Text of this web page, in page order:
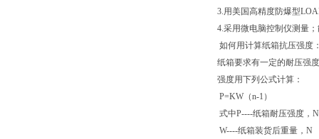
3.用美国高精度防爆型
4.采用微电脑控制仪测量
如何用计算纸箱抗压强度
纸箱要求有一定的耐压强
强度用下列公式计算：
P=KW（n-1）
式中P----纸箱耐压强度，N
W----纸箱装货后重量，N